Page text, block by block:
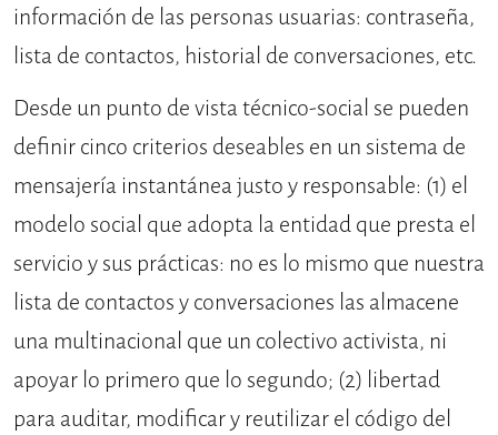
información de las personas usuarias: contraseña,
lista de contactos, historial de conversaciones, etc.
Desde un punto de vista técnico-social se pueden
definir cinco criterios deseables en un sistema de
mensajería instantánea justo y responsable: (1) el
modelo social que adopta la entidad que presta el
servicio y sus prácticas: no es lo mismo que nuestra
lista de contactos y conversaciones las almacene
una multinacional que un colectivo activista, ni
apoyar lo primero que lo segundo; (2) libertad
para auditar, modificar y reutilizar el código del